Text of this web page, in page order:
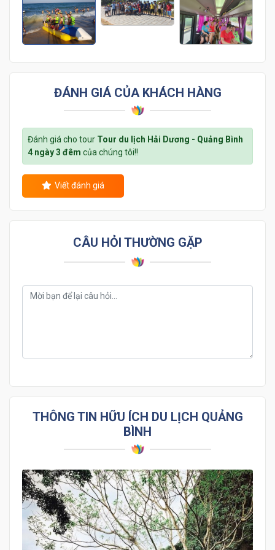
ĐÁNH GIÁ CỦA KHÁCH HÀNG
Đánh giá cho tour Tour du lịch Hải Dương - Quảng Bình
4 ngày 3 đêm của chúng tôi!!
Viết đánh giá
CÂU HỎI THƯỜNG GẶP
THÔNG TIN HỮU ÍCH DU LỊCH QUẢNG
BÌNH